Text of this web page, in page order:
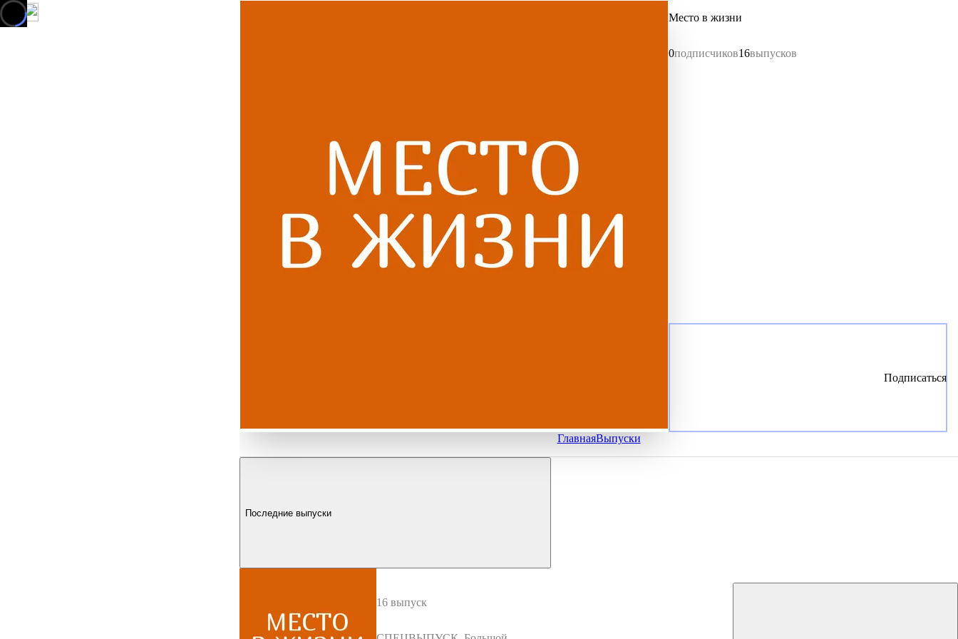
Место в жизни
0подписчиков16выпусков
Подписаться
ГлавнаяВыпуски
Последние выпуски
16 выпуск